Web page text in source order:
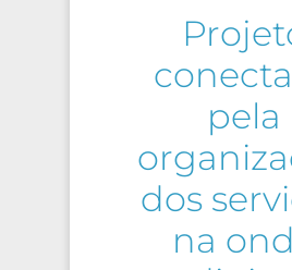
pela
dos
na